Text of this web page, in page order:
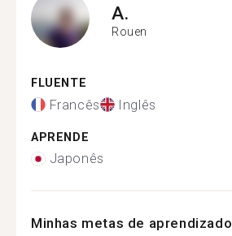
A.
Rouen
FLUENTE
Francês Inglês
APRENDE
Japonês
Minhas metas de aprendizado